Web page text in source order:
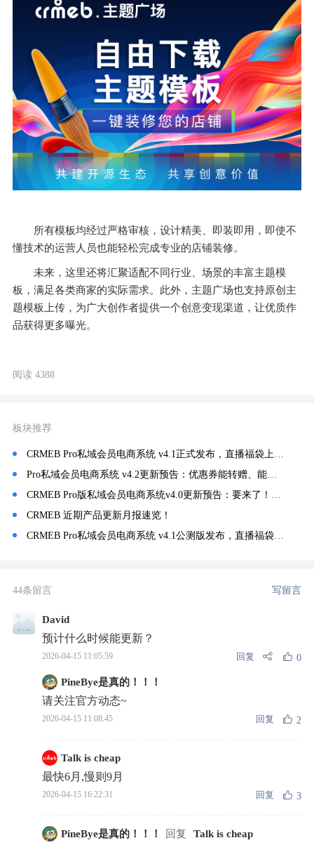
所有模板均经过严格审核，设计精美、即装即用，即使不
懂技术的运营人员也能轻松完成专业的店铺装修。
未来，这里还将汇聚适配不同行业、场景的丰富主题模
板，满足各类商家的实际需求。此外，主题广场也支持原创主
题模板上传，为广大创作者提供一个创意变现渠道，让优质作
品获得更多曝光。
阅读 4388
板块推荐
CRMEB Pro私域会员电商系统 v4.1正式发布，直播福袋上线~
Pro私域会员电商系统 v4.2更新预告：优惠券能转赠、能分销了，让老客户主动帮你拉新！
CRMEB Pro版私域会员电商系统v4.0更新预告：要来了！⏩这个私域直播功能，有点东西！
CRMEB 近期产品更新月报速览！
CRMEB Pro私域会员电商系统 v4.1公测版发布，直播福袋上线~
44条留言 写留言
David
预计什么时候能更新？
2026-04-15 11:05:59 回复 0
PineBye是真的！！！
请关注官方动态~
2026-04-15 11:08:45 回复 2
Talk is cheap
最快6月,慢则9月
2026-04-15 16:22:31 回复 3
PineBye是真的！！！ 回复 Talk is cheap